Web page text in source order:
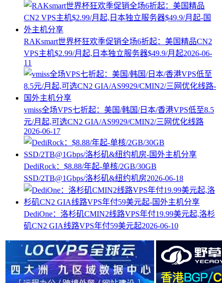
RAKsmart世界杯狂欢季促销全场6折起：美国精品CN2
VPS主机$2.99/月起,日本独立服务器$49.9/月起2026-06-
11
vmiss全场VPS七折起：美国/韩国/日本/香港VPS低至8.5
元/月起,可选CN2 GIA/AS9929/CMIN2/三网优化线路
2026-06-17
DediRock：$8.88/年起-单核/2GB/30GB
SSD/2TB@1Gbps/洛杉矶&纽约机房2026-06-18
DediOne：洛杉矶CMIN2线路VPS年付19.99美元起,洛杉
矶CN2 GIA线路VPS年付59美元起2026-06-10